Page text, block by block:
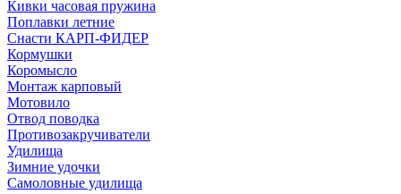
Кивки часовая пружина
Поплавки летние
Снасти КАРП-ФИДЕР
Кормушки
Коромысло
Монтаж карповый
Мотовило
Отвод поводка
Противозакручиватели
Удилища
Зимние удочки
Самоловные удилища